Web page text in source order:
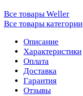
Все товары Weller
Все товары категории
Описание
Характеристики
Оплата
Доставка
Гарантия
Отзывы